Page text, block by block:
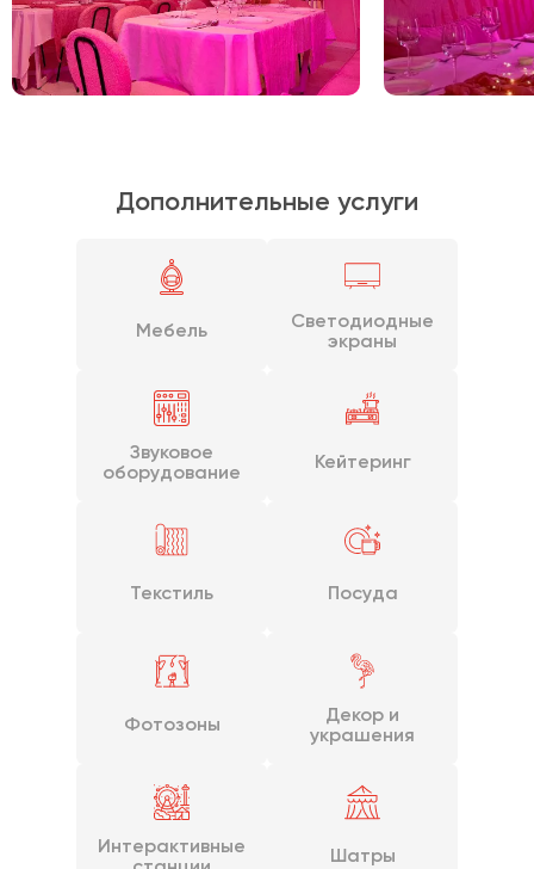
Дополнительные услуги
Мебель
Светодиодные
экраны
Звуковое
оборудование
Кейтеринг
Текстиль Посуда
Фотозоны
Декор и
украшения
Интерактивные
Шатры